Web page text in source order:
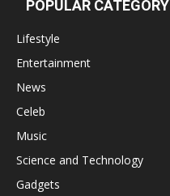
POPULAR CATEGORY
Lifestyle
Entertainment
News
Celeb
Music
Science and Technology
Gadgets